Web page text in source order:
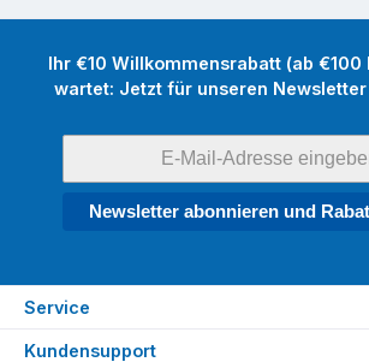
Ihr €10 Willkommensrabatt (ab €100
wartet: Jetzt für unseren
Newsletter abonnieren und
Service
Kundensupport